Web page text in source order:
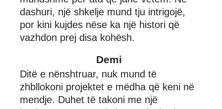
dashuri, një shkelje mund tju intrigojë,
por kini kujdes nëse ka një histori që
vazhdon prej disa kohësh.
Demi
Ditë e nënshtruar, nuk mund të
zhbllokoni projektet e mëdha që keni në
mendje. Duhet të takoni me një